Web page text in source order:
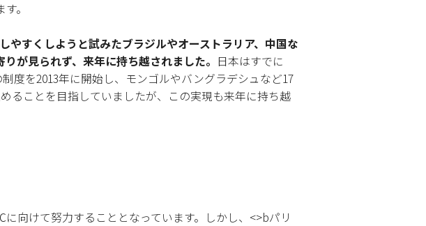
。
やすくしようと試みたブラジルやオーストラリア、中国な
が見られず、来年に持ち越されました。 日本はすでに
度を2013年に開始し、モンゴルやバングラデシュなど17
ることを目指していましたが、この実現も来年に持ち越
向けて努力することとなっています。しかし、<>bパリ